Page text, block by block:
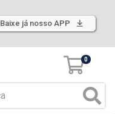
Baixe já nosso APP
0